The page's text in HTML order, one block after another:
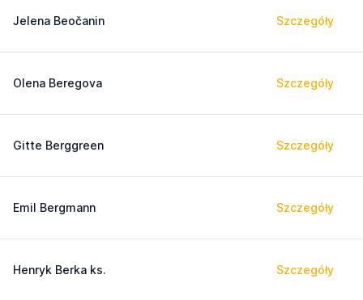
Jelena Beočanin Szczegóły
Olena Beregova Szczegóły
Gitte Berggreen Szczegóły
Emil Bergmann Szczegóły
Henryk Berka ks. Szczegóły